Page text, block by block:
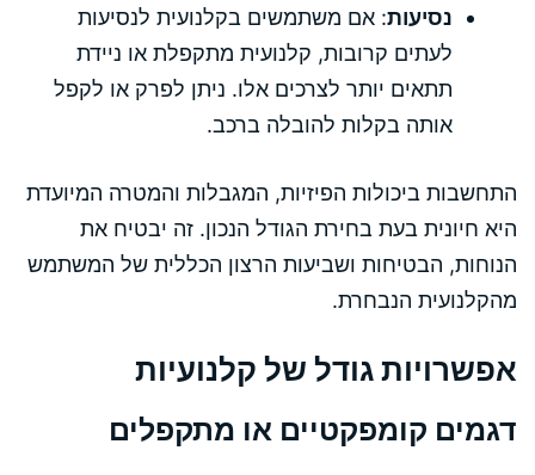
נסיעות: אם משתמשים בקלנועית לנסיעות
לעתים קרובות, קלנועית מתקפלת או ניידת
תתאים יותר לצרכים אלו. ניתן לפרק או לקפל
אותה בקלות להובלה ברכב.
התחשבות ביכולות הפיזיות, המגבלות והמטרה המיועדת
היא חיונית בעת בחירת הגודל הנכון. זה יבטיח את
הנוחות, הבטיחות ושביעות הרצון הכללית של המשתמש
מהקלנועית הנבחרת.
אפשרויות גודל של קלנועיות
דגמים קומפקטיים או מתקפלים